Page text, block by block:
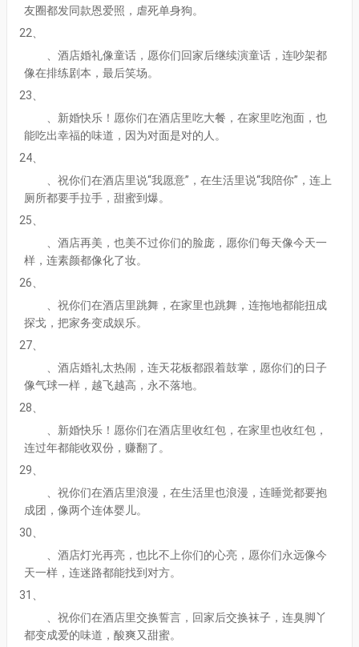
友圈都发同款恩爱照，虐死单身狗。
22、
、酒店婚礼像童话，愿你们回家后继续演童话，连吵架都
像在排练剧本，最后笑场。
23、
、新婚快乐！愿你们在酒店里吃大餐，在家里吃泡面，也
能吃出幸福的味道，因为对面是对的人。
24、
、祝你们在酒店里说“我愿意”，在生活里说“我陪你”，连上
厕所都要手拉手，甜蜜到爆。
25、
、酒店再美，也美不过你们的脸庞，愿你们每天像今天一
样，连素颜都像化了妆。
26、
、祝你们在酒店里跳舞，在家里也跳舞，连拖地都能扭成
探戈，把家务变成娱乐。
27、
、酒店婚礼太热闹，连天花板都跟着鼓掌，愿你们的日子
像气球一样，越飞越高，永不落地。
28、
、新婚快乐！愿你们在酒店里收红包，在家里也收红包，
连过年都能收双份，赚翻了。
29、
、祝你们在酒店里浪漫，在生活里也浪漫，连睡觉都要抱
成团，像两个连体婴儿。
30、
、酒店灯光再亮，也比不上你们的心亮，愿你们永远像今
天一样，连迷路都能找到对方。
31、
、祝你们在酒店里交换誓言，回家后交换袜子，连臭脚丫
都变成爱的味道，酸爽又甜蜜。